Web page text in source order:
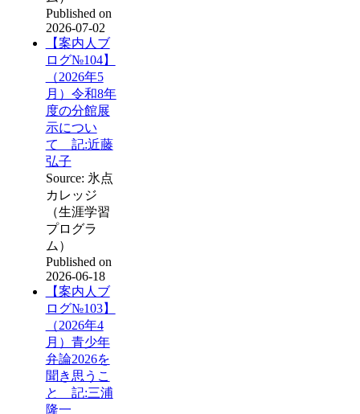
Published on
2026-07-02
【案内人ブ
ログ№104】
（2026年5
月）令和8年
度の分館展
示につい
て 記:近藤
弘子
Source: 氷点
カレッジ
（生涯学習
プログラ
ム）
Published on
2026-06-18
【案内人ブ
ログ№103】
（2026年4
月）青少年
弁論2026を
聞き思うこ
と 記:三浦
隆一